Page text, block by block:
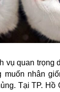
vụ quan trọng
muốn nhân
Tại TP. Hồ